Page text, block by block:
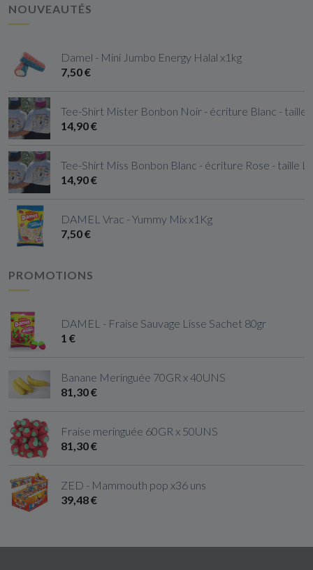
NOUVEAUTÉS
Damel - Mini Jumbo Energy Halal x1kg
7,50 €
Tee-Shirt Mister Bonbon Noir - écriture Blanc - taille
14,90 €
Tee-Shirt Miss Bonbon Blanc - écriture Rose - taille L
14,90 €
DAMEL Vrac - Yummy Mix x1Kg
7,50 €
PROMOTIONS
DAMEL - Fraise Sauvage Lisse Sachet 80gr
1 €
Banane Meringuée 70GR x 40UNS
81,30 €
Fraise meringuée 60GR x 50UNS
81,30 €
ZED - Mammouth pop x36 uns
39,48 €